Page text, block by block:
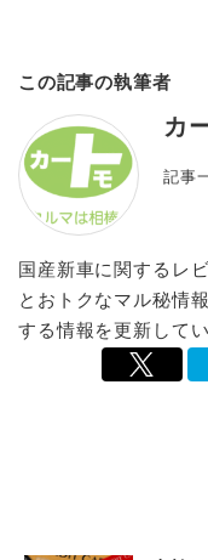
この記事の執筆者
カ
記事
国産新車に関するレ
とおトクなマル秘情
する情報を更新してい